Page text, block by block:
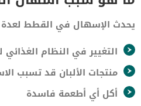
يحدث الإسهال في القطط لعدة
التغيير في النظام
منتجات الألبان قد تسبب
أكل أي أطعمة فاسدة